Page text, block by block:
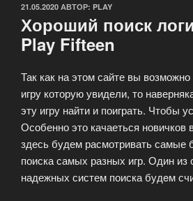
ОПУБЛИКОВАНО
21.05.2020 АВТОР: PLAY
Хороший поиск
Play Fifteen
Так как на этом сайте вы
игру которую увидели, то
эту игру найти и поиграть. Чтобы
Особенно это качаеться новичков
здесь будем расмотривать самые
поиска самых разных игр. Один
надежных систем поиска будeм